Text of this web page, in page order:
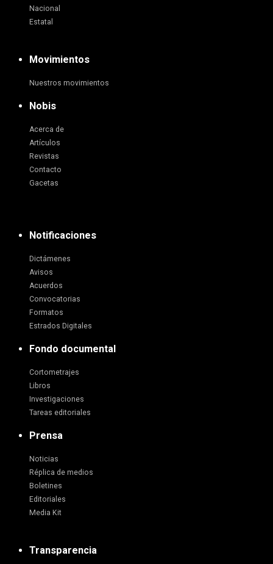
Nacional
Estatal
Movimientos
Nuestros movimientos
Nobis
Acerca de
Artículos
Revistas
Contacto
Gacetas
Notificaciones
Dictámenes
Avisos
Acuerdos
Convocatorias
Formatos
Estrados Digitales
Fondo documental
Cortometrajes
Libros
Investigaciones
Tareas editoriales
Prensa
Noticias
Réplica de medios
Boletines
Editoriales
Media Kit
Transparencia